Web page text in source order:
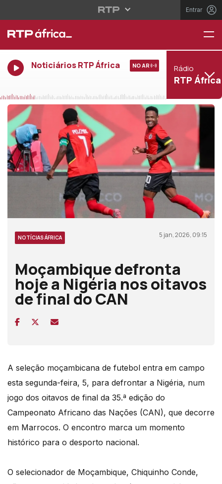
Entrar
Noticiários RTP África NO AR Rádio
RTP África
NOTÍCIAS ÁFRICA 5 jan, 2026, 09:15
Moçambique defronta
hoje a Nigéria nos oitavos
de final do CAN
A seleção moçambicana de futebol entra em campo
esta segunda-feira, 5, para defrontar a Nigéria, num
jogo dos oitavos de final da 35.ª edição do
Campeonato Africano das Nações (CAN), que decorre
em Marrocos. O encontro marca um momento
histórico para o desporto nacional.
O selecionador de Moçambique, Chiquinho Conde,